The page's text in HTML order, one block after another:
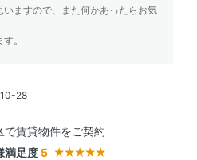
ますので、また何かあったらお気
。
28
で賃貸物件をご契約
満足度 5